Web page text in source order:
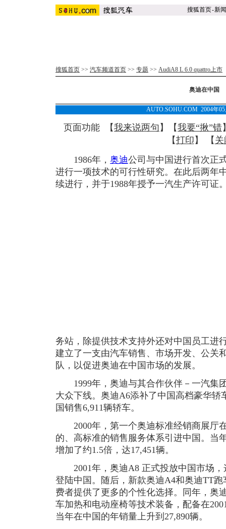
搜狐首页-新闻
搜狐首页 >> 汽车频道首页 >> 专题 >> AudiA8 L 6.0 quattro上市
奥迪在中国
AUTO.SOHU.COM 2004年
页面功能 【我来说两句 】【我要“揪”错
【打印 】 【 关
1986年， 奥迪公司与中国进行首次正
进行一项技术的可行性研究。在此后两年
续进行，并于1988年授予一汽生产许可证
务站，除提供技术支持外还对中国员工进
建立了一支由汽车销售、市场开发、公关
队，以促进奥迪在中国市场的发展。
1999年，奥迪与其合作伙伴－一汽集
大众下线。奥迪A6添补了中国高档豪华轿
国销售6,911辆轿车。
2000年，第一个奥迪标准经销商展厅
的、高标准的销售服务体系引进中国。当
增加了约1.5倍，达17,451辆。
2001年，奥迪A8 正式投放中国市场，
登陆中国。随后，新款奥迪A4和奥迪TT
费者提供了更多的个性化选择。同年，奥
车加热和电动座椅等技术装备，配备在
当年在中国的年销量上升到27,890辆。